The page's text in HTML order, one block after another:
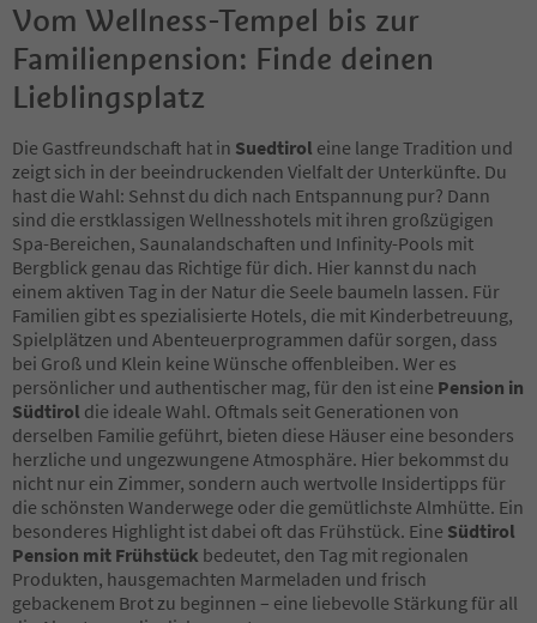
30
31
32
33
34
35
36
37
38
39
40
41
42
43
44
45
46
47
48
49
50
51
52
53
54
55
Vom Wellness-Tempel bis zur
Familienpension: Finde deinen
Lieblingsplatz
Die Gastfreundschaft hat in Suedtirol eine lange Tradition und
zeigt sich in der beeindruckenden Vielfalt der Unterkünfte. Du
hast die Wahl: Sehnst du dich nach Entspannung pur? Dann
sind die erstklassigen Wellnesshotels mit ihren großzügigen
Spa-Bereichen, Saunalandschaften und Infinity-Pools mit
Bergblick genau das Richtige für dich. Hier kannst du nach
einem aktiven Tag in der Natur die Seele baumeln lassen. Für
Familien gibt es spezialisierte Hotels, die mit Kinderbetreuung,
Spielplätzen und Abenteuerprogrammen dafür sorgen, dass
bei Groß und Klein keine Wünsche offenbleiben. Wer es
persönlicher und authentischer mag, für den ist eine Pension in
Südtirol die ideale Wahl. Oftmals seit Generationen von
derselben Familie geführt, bieten diese Häuser eine besonders
herzliche und ungezwungene Atmosphäre. Hier bekommst du
nicht nur ein Zimmer, sondern auch wertvolle Insidertipps für
die schönsten Wanderwege oder die gemütlichste Almhütte. Ein
besonderes Highlight ist dabei oft das Frühstück. Eine Südtirol
Pension mit Frühstück bedeutet, den Tag mit regionalen
Produkten, hausgemachten Marmeladen und frisch
gebackenem Brot zu beginnen – eine liebevolle Stärkung für all